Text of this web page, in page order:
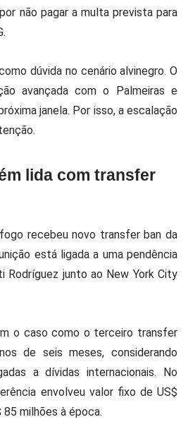
não pagar a multa prevista para
dúvida no cenário alvinegro. O
avançada com o Palmeiras e
janela. Por isso, a escalação
lida com transfer
recebeu novo transfer ban da
está ligada a uma pendência
Rodríguez junto ao New York City
o caso como o terceiro transfer
de seis meses, considerando
a dívidas internacionais. No
envolveu valor fixo de US$
milhões à época.